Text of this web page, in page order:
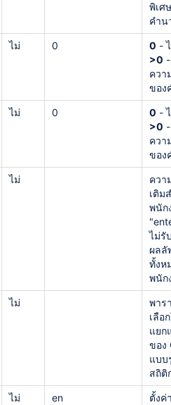
พิเศ
คำ
ไม่ 0 0 -
>0
ควา
ของ
ไม่ 0 0 -
>0
ควา
ของ
ไม่
ควา
เติม
พนัก
ไม่รั
ผลลั
ทั้งห
พนัก
ไม่
พาร
เลือ
แยก
ของ
แบบ
สถิติ
ไม่ en
ตั้งค่